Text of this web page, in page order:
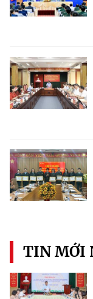
TIN MỚI